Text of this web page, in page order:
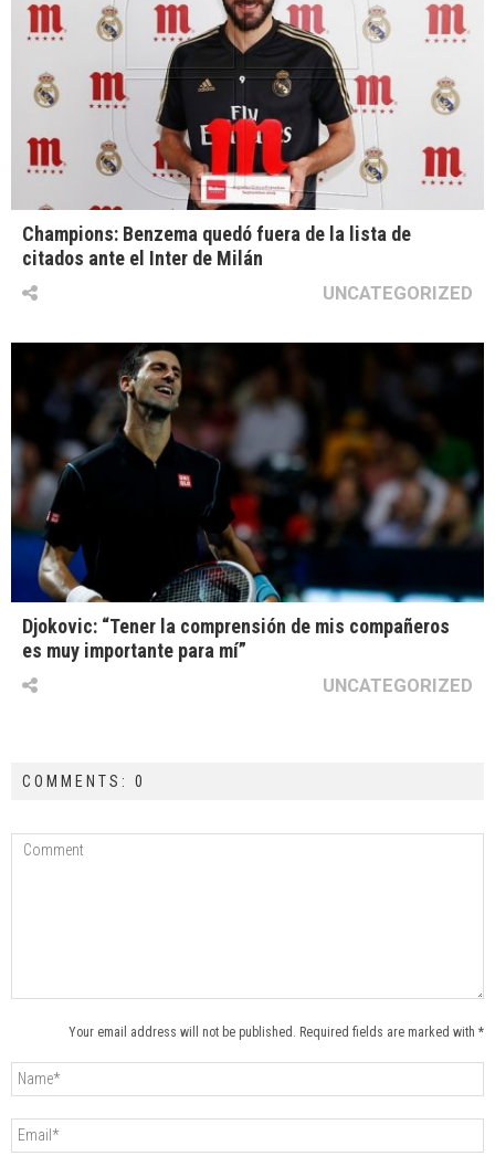
Champions: Benzema quedó fuera de la lista de
citados ante el Inter de Milán
UNCATEGORIZED
Djokovic: “Tener la comprensión de mis compañeros
es muy importante para mí”
UNCATEGORIZED
COMMENTS: 0
Your email address will not be published. Required fields are marked with *